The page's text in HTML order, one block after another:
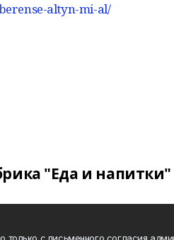
altyn-mi-al/
"Еда и напитки"